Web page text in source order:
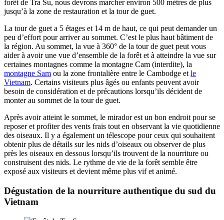
forêt de Tra Su, nous devrons marcher environ 500 mètres de plus
jusqu’à la zone de restauration et la tour de guet.
La tour de guet a 5 étages et 14 m de haut, ce qui peut demander un
peu d’effort pour arriver au sommet. C’est le plus haut bâtiment de
la région. Au sommet, la vue à 360° de la tour de guet peut vous
aider à avoir une vue d’ensemble de la forêt et à atteindre la vue sur
certaines montagnes comme la montagne Cam (interdite), la
montagne Sam ou la zone frontalière entre le Cambodge et le
Vietnam. Certains visiteurs plus âgés ou enfants peuvent avoir
besoin de considération et de précautions lorsqu’ils décident de
monter au sommet de la tour de guet.
Après avoir atteint le sommet, le mirador est un bon endroit pour se
reposer et profiter des vents frais tout en observant la vie quotidienne
des oiseaux. Il y a également un télescope pour ceux qui souhaitent
obtenir plus de détails sur les nids d’oiseaux ou observer de plus
près les oiseaux en dessous lorsqu’ils trouvent de la nourriture ou
construisent des nids. Le rythme de vie de la forêt semble être
exposé aux visiteurs et devient même plus vif et animé.
Dégustation de la nourriture authentique du sud du
Vietnam